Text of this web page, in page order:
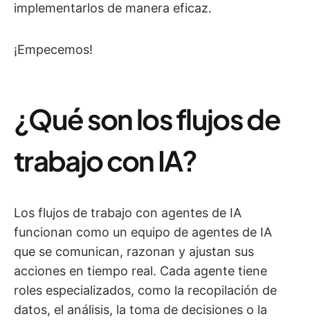
implementarlos de manera eficaz.
¡Empecemos!
¿Qué son los flujos de
trabajo con IA?
Los flujos de trabajo con agentes de IA
funcionan como un equipo de agentes de IA
que se comunican, razonan y ajustan sus
acciones en tiempo real. Cada agente tiene
roles especializados, como la recopilación de
datos, el análisis, la toma de decisiones o la